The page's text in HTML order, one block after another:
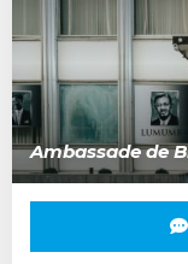
Ambassade de